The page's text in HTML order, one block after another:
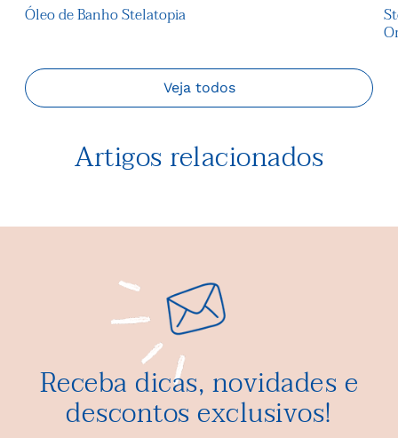
Óleo de Banho Stelatopia
Veja todos
Artigos relacionados
Receba dicas, novidades e
descontos exclusivos!